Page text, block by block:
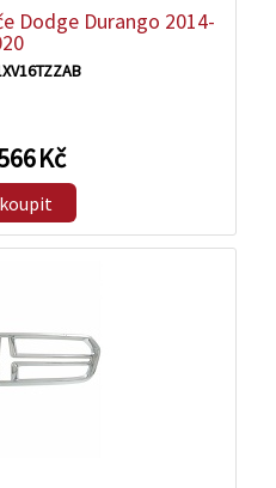
Dodge Durango 2014-
Kč
koupit